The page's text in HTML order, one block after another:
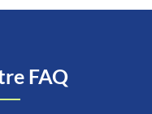
FAQ